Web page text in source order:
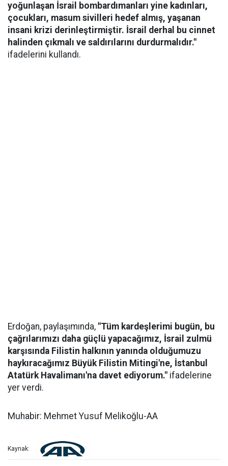
yoğunlaşan İsrail bombardımanları yine kadınları,
çocukları, masum sivilleri hedef almış, yaşanan
insani krizi derinleştirmiştir. İsrail derhal bu cinnet
halinden çıkmalı ve saldırılarını durdurmalıdır."
ifadelerini kullandı.
Erdoğan, paylaşımında, "Tüm kardeşlerimi bugün, bu
çağrılarımızı daha güçlü yapacağımız, İsrail zulmü
karşısında Filistin halkının yanında olduğumuzu
haykıracağımız Büyük Filistin Mitingi'ne, İstanbul
Atatürk Havalimanı'na davet ediyorum." ifadelerine
yer verdi.
Muhabir: Mehmet Yusuf Melikoğlu-AA
Kaynak: